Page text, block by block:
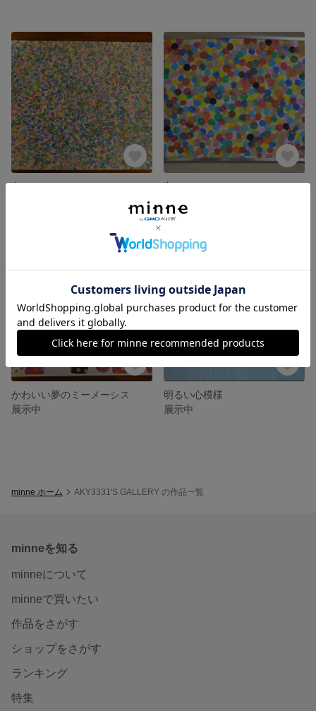
丸のミーメーシス0002
丸のミーメーシス0001
かわいい夢のミーメーシス
展示中
明るい心模様
展示中
minne ホーム AKY3331'S GALLERY の作品一覧
minneを知る
minneについて
minneで買いたい
作品をさがす
ショップをさがす
ランキング
特集